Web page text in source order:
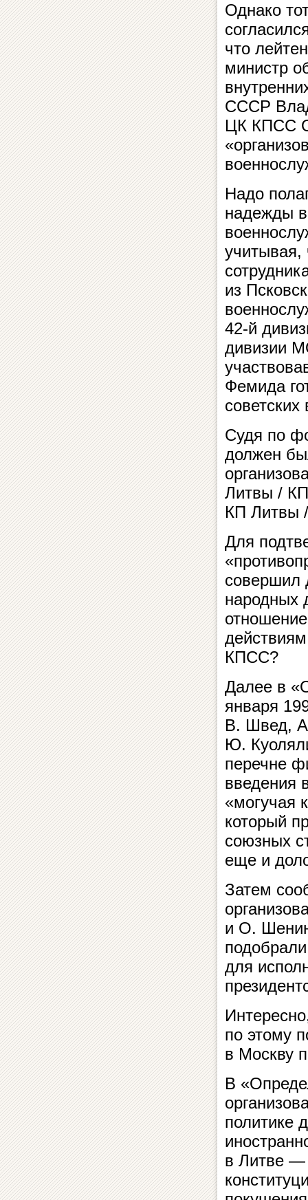
Однако
что
министр
СССР
ЦК КПСС
Надо
надежды
учитывая,
из
42-й
дивизии
Фемида
Судя по
должен
Литвы /
КП Литвы
Для
совершил
народных
КПСС?
Далее в
января
В. Швед,
Ю.
перечне
введения
«могучая
который
союзных
еще и
Затем
и О.
для
по этому
в Москву
В
политике
в Литве